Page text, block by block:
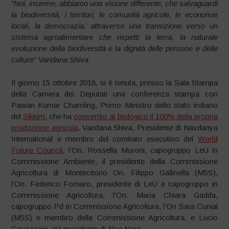
“Noi, insieme, abbiamo una visione differente, che salvaguardi
la biodiversità, i territori, le comunità agricole, le economie
locali, la democrazia, attraverso una transizione verso un
sistema agroalimentare che rispetti la terra, la naturale
evoluzione della biodiversità e la dignità delle persone e delle
culture” Vandana Shiva
Il giorno 15 ottobre 2018, si è tenuta, presso la Sala Stampa
della Camera dei Deputati una conferenza stampa con
Pawan Kumar Chamling, Primo Ministro dello stato indiano
del Sikkim, che ha convertito al biologico il 100% della propria
produzione agricola, Vandana Shiva, Presidente di Navdanya
International e membro del comitato esecutivo del World
Future Council, l’On. Rossella Muroni, capogruppo LeU in
Commissione Ambiente, il presidente della Commissione
Agricoltura di Montecitorio On. Filippo Gallinella (M5S),
l’On. Federico Fornaro, presidente di LeU e capogruppo in
Commissione Agricoltura, l’On. Maria Chiara Gadda,
capogruppo Pd in Commissione Agricoltura, l’On Sara Cunial
(M5S) e membro della Commissione Agricoltura, e Lucio